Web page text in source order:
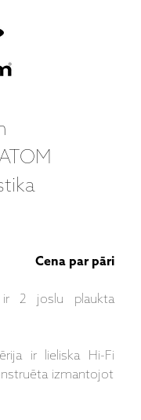
Cena par pāri
ir 2 joslu plaukta
ir lieliska Hi-Fi
izmantojot